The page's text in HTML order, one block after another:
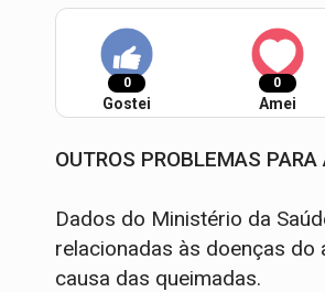
0
Gostei
0
Amei
OUTROS PROBLEMAS PARA
Dados do Ministério da
relacionadas às doenças
causa das queimadas.